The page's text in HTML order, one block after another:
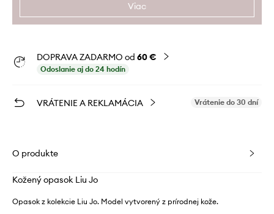
Viac
DOPRAVA ZADARMO od 60 €
Odoslanie aj do 24 hodín
VRÁTENIE A REKLAMÁCIA Vrátenie do 30 dní
O produkte
Kožený opasok Liu Jo
Opasok z kolekcie Liu Jo. Model vytvorený z prírodnej kože.